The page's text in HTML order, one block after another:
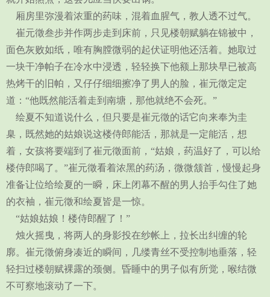
厢房里弥漫着浓重的药味，混着血腥气，教人透不过气。
崔元徵叁步并作两步走到床前，只见楼朝赋躺在锦被中，
面色灰败如纸，唯有胸膛微弱的起伏证明他还活着。她取过
一块干净帕子在冷水中浸透，轻轻换下他额上那块早已被高
热烤干的旧帕，又仔仔细细擦净了男人的脸，崔元徵定定
道：“他既然能活着走到南塘，那他就绝不会死。”
绘夏不知道说什么，但只要是崔元徵的话它向来奉为圭
臬，既然她的姑娘说这楼侍郎能活，那就是一定能活，想
着，女孩将要端到了崔元徵面前，“姑娘，药温好了，可以给
楼侍郎喝了。”崔元徵看着浓黑的药汤，微微颔首，慢慢起身
准备让位给绘夏的一瞬，床上闭幕不醒的男人抬手勾住了她
的衣袖，崔元徵和绘夏皆是一惊。
“姑娘姑娘！楼侍郎醒了！”
烛火摇曳，将两人的身影投在纱帐上，拉长出纠缠的轮
廓。崔元徵俯身凑近的瞬间，几缕青丝不受控制地垂落，轻
轻扫过楼朝赋裸露的颈侧。昏睡中的男子似有所觉，喉结微
不可察地滚动了一下。